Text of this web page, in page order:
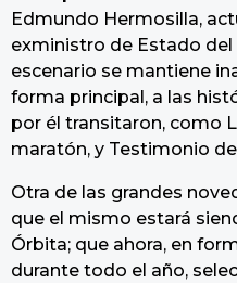
Edmundo Hermosilla,
exministro de Estado
escenario se mantiene
forma principal, a las
por él transitaron, como
maratón, y Testimonio
Otra de las grandes
que el mismo estará
Órbita; que ahora, en
durante todo el año,